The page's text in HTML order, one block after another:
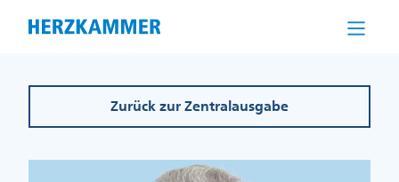
Zurück zur Zentralausgabe